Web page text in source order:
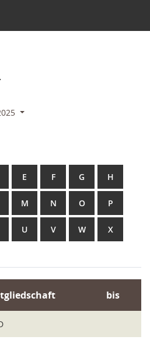
E F G H
M N O P
U V W X
bis